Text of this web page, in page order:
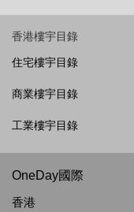
香港樓宇目錄
住宅樓宇目錄
商業樓宇目錄
工業樓宇目錄
OneDay國際
香港